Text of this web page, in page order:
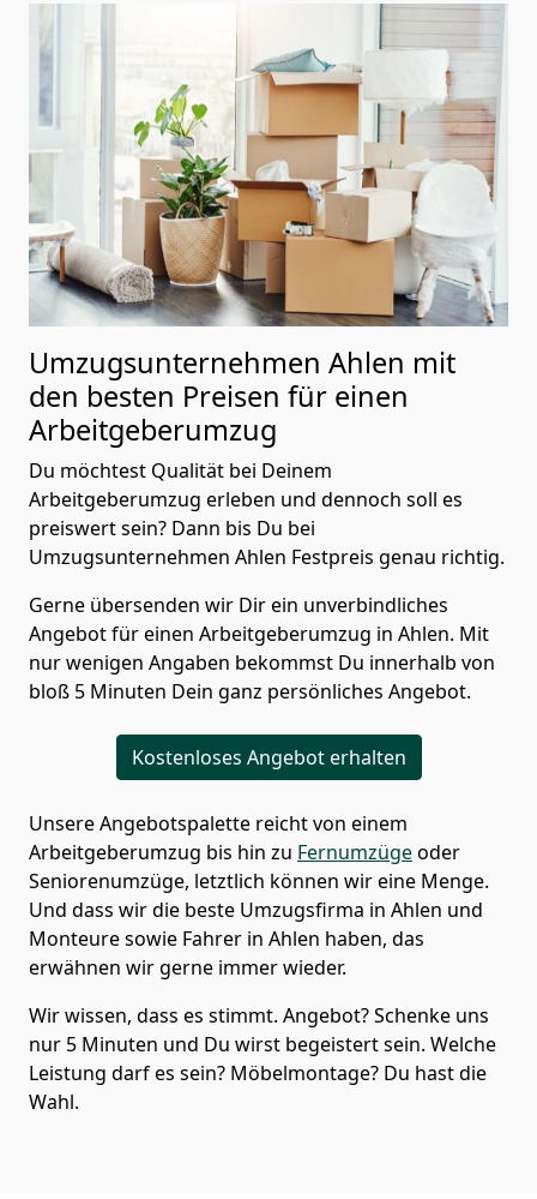
Umzugsunternehmen Ahlen mit
den besten Preisen für einen
Arbeitgeberumzug
Du möchtest Qualität bei Deinem
Arbeitgeberumzug erleben und dennoch soll es
preiswert sein? Dann bis Du bei
Umzugsunternehmen Ahlen Festpreis genau richtig.
Gerne übersenden wir Dir ein unverbindliches
Angebot für einen Arbeitgeberumzug in Ahlen. Mit
nur wenigen Angaben bekommst Du innerhalb von
bloß 5 Minuten Dein ganz persönliches Angebot.
Kostenloses Angebot erhalten
Unsere Angebotspalette reicht von einem
Arbeitgeberumzug bis hin zu Fernumzügeoder
Seniorenumzüge, letztlich können wir eine Menge.
Und dass wir die beste Umzugsfirma in Ahlen und
Monteure sowie Fahrer in Ahlen haben, das
erwähnen wir gerne immer wieder.
Wir wissen, dass es stimmt. Angebot? Schenke uns
nur 5 Minuten und Du wirst begeistert sein. Welche
Leistung darf es sein? Möbelmontage? Du hast die
Wahl.